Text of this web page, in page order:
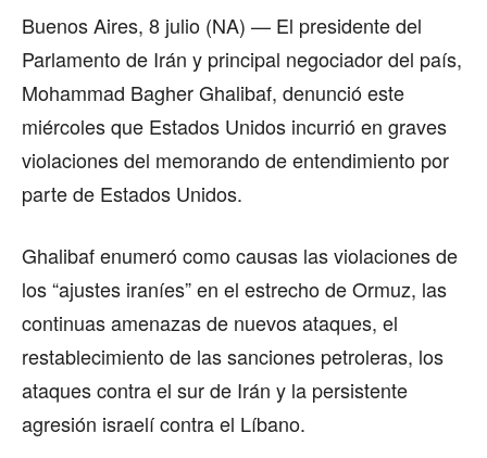
Buenos Aires, 8 julio (NA) — El presidente del
Parlamento de Irán y principal negociador del país,
Mohammad Bagher Ghalibaf, denunció este
miércoles que Estados Unidos incurrió en graves
violaciones del memorando de entendimiento por
parte de Estados Unidos.
Ghalibaf enumeró como causas las violaciones de
los “ajustes iraníes” en el estrecho de Ormuz, las
continuas amenazas de nuevos ataques, el
restablecimiento de las sanciones petroleras, los
ataques contra el sur de Irán y la persistente
agresión israelí contra el Líbano.